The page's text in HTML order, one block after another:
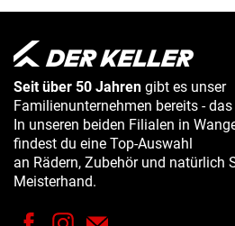
Seit über 50 Jahren gibt es unser
Familienunternehmen bereits -
In unseren beiden Filialen in
findest du eine Top-Auswahl
an Rädern, Zubehör und natürlich
Meisterhand.